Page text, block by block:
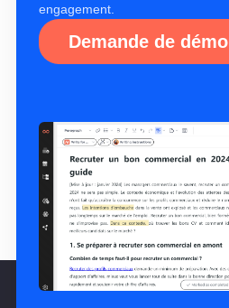
engagement.
Demande de démo